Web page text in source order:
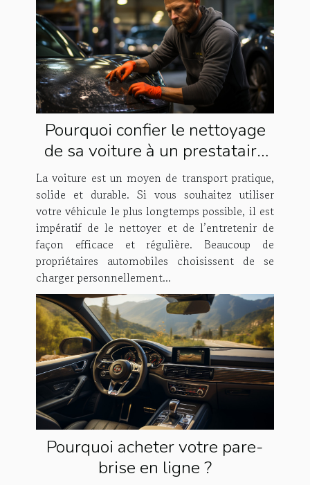
Pourquoi confier le nettoyage
de sa voiture à un prestataire
spécialisé ?
La voiture est un moyen de transport pratique,
solide et durable. Si vous souhaitez utiliser
votre véhicule le plus longtemps possible, il est
impératif de le nettoyer et de l’entretenir de
façon efficace et régulière. Beaucoup de
propriétaires automobiles choisissent de se
charger personnellement...
Pourquoi acheter votre pare-
brise en ligne ?